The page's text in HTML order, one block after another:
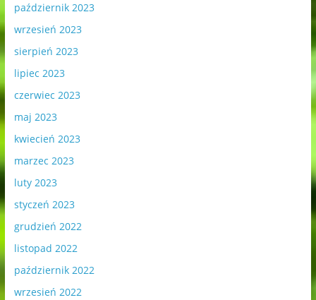
październik 2023
wrzesień 2023
sierpień 2023
lipiec 2023
czerwiec 2023
maj 2023
kwiecień 2023
marzec 2023
luty 2023
styczeń 2023
grudzień 2022
listopad 2022
październik 2022
wrzesień 2022